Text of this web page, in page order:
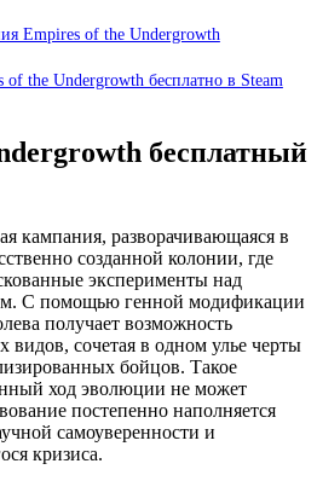
Empires of the Undergrowth
of the Undergrowth бесплатно в Steam
бесплатный
кампания, разворачивающаяся в
созданной колонии, где
эксперименты над
С помощью генной модификации
получает возможность
видов, сочетая в одном улье черты
бойцов. Такое
ход эволюции не может
постепенно наполняется
самоуверенности и
кризиса.